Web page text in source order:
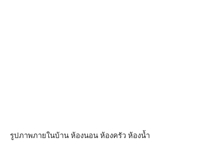
รูปภาพภายในบ้าน ห้องนอน ห้องครัว ห้องน้ำ